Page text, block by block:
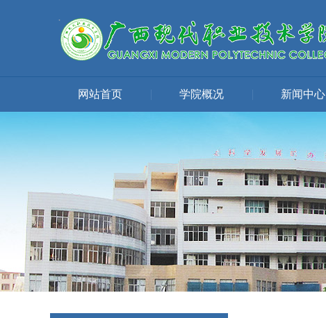
网站首页 学院概况 新闻中心